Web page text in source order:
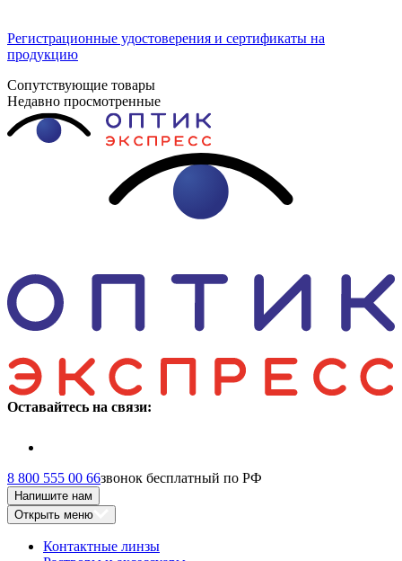
Регистрационные удостоверения и сертификаты на
продукцию
Сопутствующие товары
Недавно просмотренные
Оставайтесь на связи:
8 800 555 00 66звонок бесплатный по РФ
Напишите нам
Открыть меню
Контактные линзы